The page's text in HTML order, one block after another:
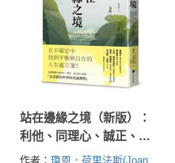
站在邊緣之境（新版）：
利他、同理心、誠正、尊
重、敬業，回歸五種心理
作者： 瓊恩．荷里法斯(Joan